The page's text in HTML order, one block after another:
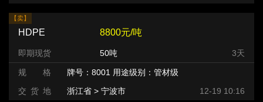
【卖】
HDPE 8800元/吨
即期现货 50吨 3天
规 格
牌号：8001 用途级别：管材级
交 货 地
浙江省 > 宁波市 12-19 10:16